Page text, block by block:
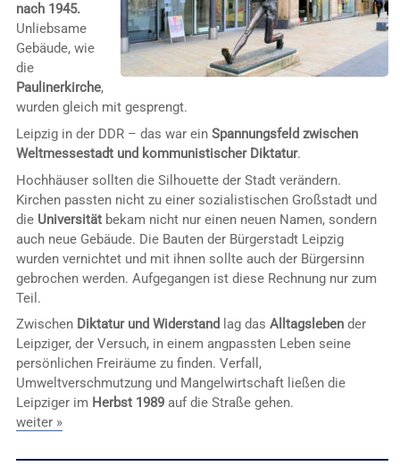
nach 1945.
Unliebsame
Gebäude, wie
die
Paulinerkirche,
wurden gleich mit gesprengt.
Leipzig in der DDR – das war ein Spannungsfeld zwischen
Weltmessestadt und kommunistischer Diktatur.
Hochhäuser sollten die Silhouette der Stadt verändern.
Kirchen passten nicht zu einer sozialistischen Großstadt und
die Universitätbekam nicht nur einen neuen Namen, sondern
auch neue Gebäude. Die Bauten der Bürgerstadt Leipzig
wurden vernichtet und mit ihnen sollte auch der Bürgersinn
gebrochen werden. Aufgegangen ist diese Rechnung nur zum
Teil.
Zwischen Diktatur und Widerstand lag das Alltagslebender
Leipziger, der Versuch, in einem angpassten Leben seine
persönlichen Freiräume zu finden. Verfall,
Umweltverschmutzung und Mangelwirtschaft ließen die
Leipziger im Herbst 1989auf die Straße gehen.
weiter »